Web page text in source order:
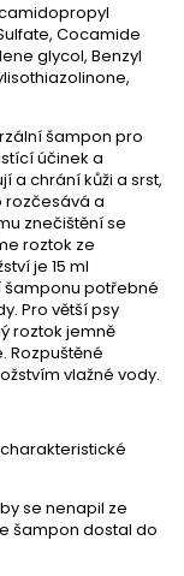
Cocamide
glycol, Benzyl
šampon pro
účinek a
a chrání kůži a srst,
rozčesává a
znečištění se
roztok ze
je 15 ml
šamponu potřebné
Pro větší psy
roztok jemně
Rozpuštěné
vlažné vody.
se nenapil ze
šampon dostal do